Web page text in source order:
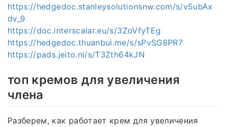
https://hedgedoc.stanleysolutionsnw.com/s/v5ubAx
dv_9
https://doc.interscalar.eu/s/3ZoVfyTEg
https://hedgedoc.thuanbui.me/s/sPvSG8PR7
https://pads.jeito.nl/s/T3Zth64kJN
топ кремов для увеличения
члена
Разберем, как работает крем для увеличения